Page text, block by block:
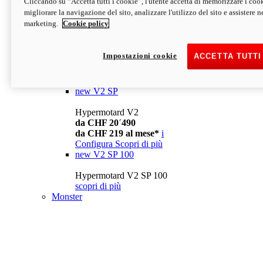
da CHF 13´990
Configura Scopri di più
newV2
da CHF 15´990
new V2 SP
Hypermotard V2
da CHF 20´490
da CHF 219 al mese* i
Configura Scopri di più
new V2 SP 100
Hypermotard V2 SP 100
scopri di più
Monster
migliorare la navigazione del sito, analizzare l'utilizzo del sito e assistere
marketing.
Cookie policy
ACCETTA
Impostazioni cookie